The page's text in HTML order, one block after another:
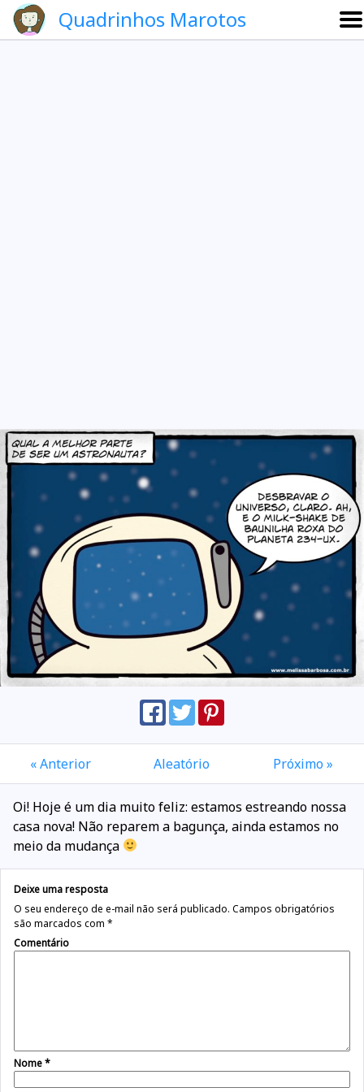
Quadrinhos Marotos
« Anterior Aleatório Próximo »
Oi! Hoje é um dia muito feliz: estamos estreando nossa
casa nova! Não reparem a bagunça, ainda estamos no
meio da mudança
Deixe uma resposta
O seu endereço de e-mail não será publicado. Campos obrigatórios
são marcados com *
Comentário
Nome*